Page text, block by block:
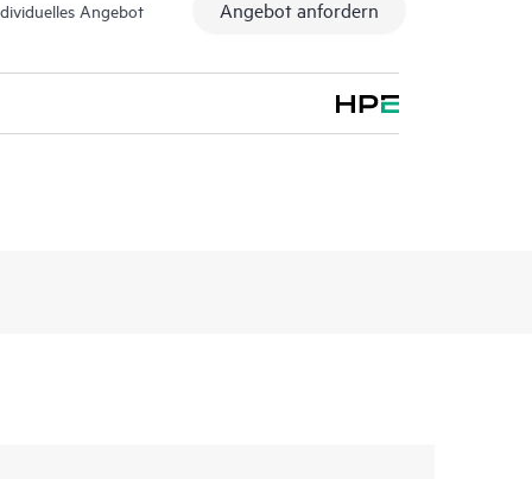
Angebot Angebot anfordern